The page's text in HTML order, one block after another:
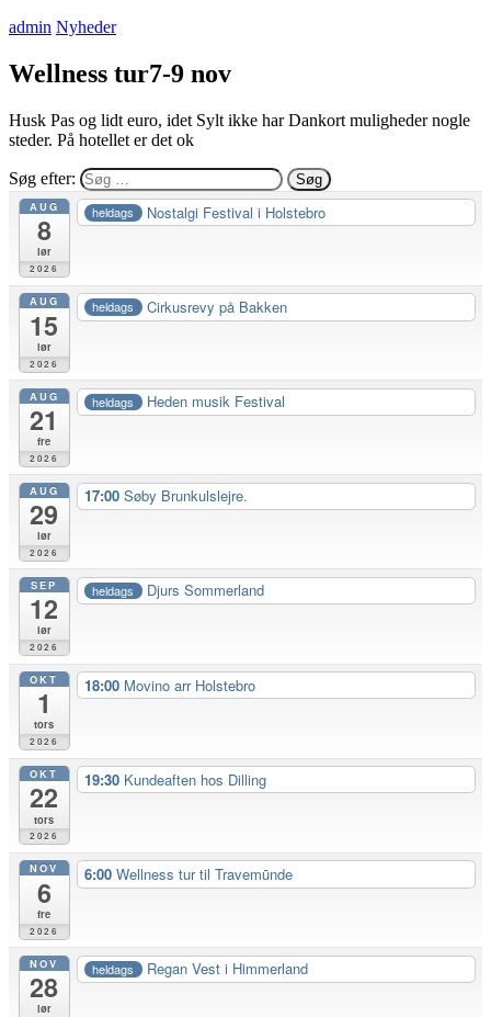
admin Nyheder
Wellness tur7-9 nov
Husk Pas og lidt euro, idet Sylt ikke har Dankort muligheder nogle
steder. På hotellet er det ok
Søg efter:
AUG
8
lør
2026
heldags Nostalgi Festival i Holstebro
AUG
15
lør
2026
heldags Cirkusrevy på Bakken
AUG
21
fre
2026
heldags Heden musik Festival
AUG
29
lør
2026
17:00 Søby Brunkulslejre.
SEP
12
lør
2026
heldags Djurs Sommerland
OKT
1
tors
2026
18:00 Movino arr Holstebro
OKT
22
tors
2026
19:30 Kundeaften hos Dilling
NOV
6
fre
2026
6:00 Wellness tur til Travemūnde
NOV
28
lør
heldags Regan Vest i Himmerland